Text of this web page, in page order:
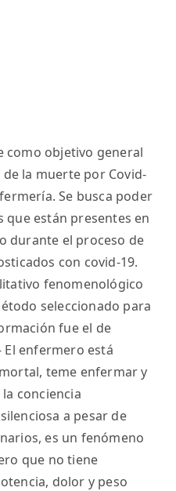
objetivo general
la muerte por Covid-
Se busca poder
que están presentes en
durante el proceso de
con covid-19.
fenomenológico
seleccionado para
fue el de
El enfermero está
teme enfermar y
conciencia
a pesar de
es un fenómeno
que no tiene
dolor y peso